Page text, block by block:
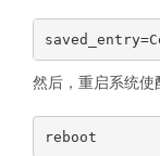
然后，重启系统使